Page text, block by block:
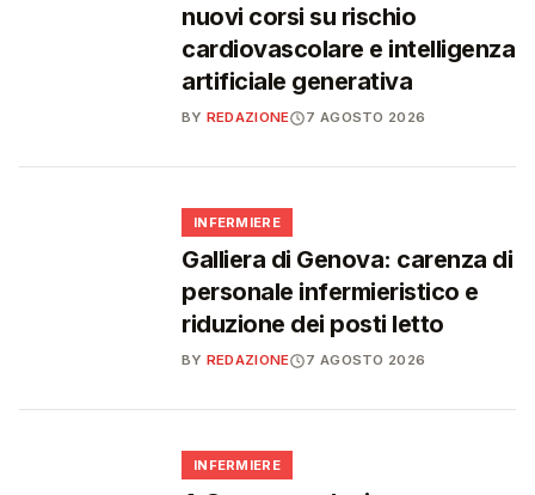
nuovi corsi su rischio
cardiovascolare e intelligenza
artificiale generativa
BY REDAZIONE 7 AGOSTO 2026
INFERMIERE
Galliera di Genova: carenza di
personale infermieristico e
riduzione dei posti letto
BY REDAZIONE 7 AGOSTO 2026
INFERMIERE